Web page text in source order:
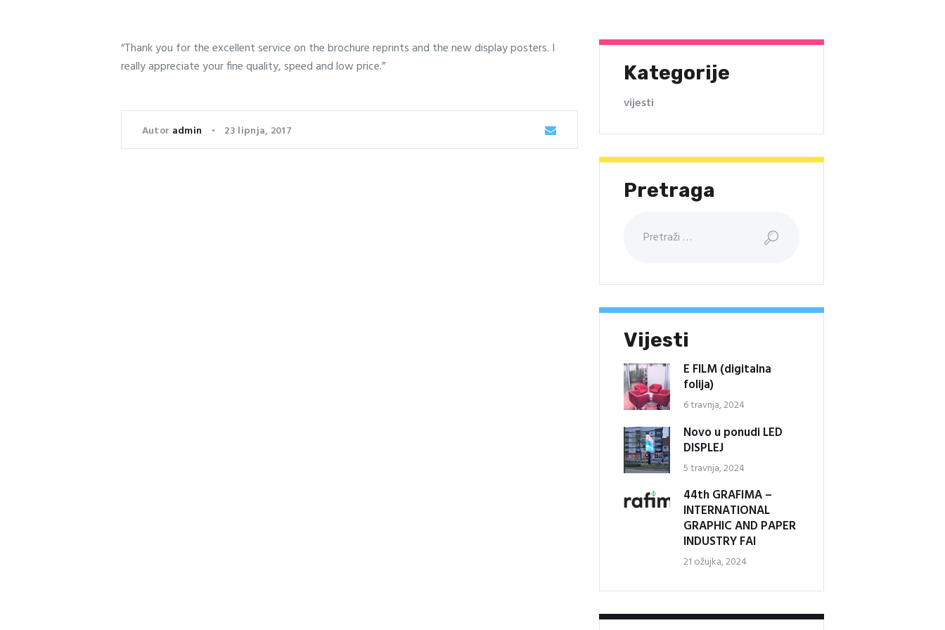
“Thank you for the excellent service on the brochure reprints and the new display posters. I
really appreciate your fine quality, speed and low price.”
Autor admin 23 lipnja, 2017
Kategorije
vijesti
Pretraga
Vijesti
E FILM (digitalna
folija)
6 travnja, 2024
Novo u ponudi LED
DISPLEJ
5 travnja, 2024
44th GRAFIMA –
INTERNATIONAL
GRAPHIC AND PAPER
INDUSTRY FAI
21 ožujka, 2024